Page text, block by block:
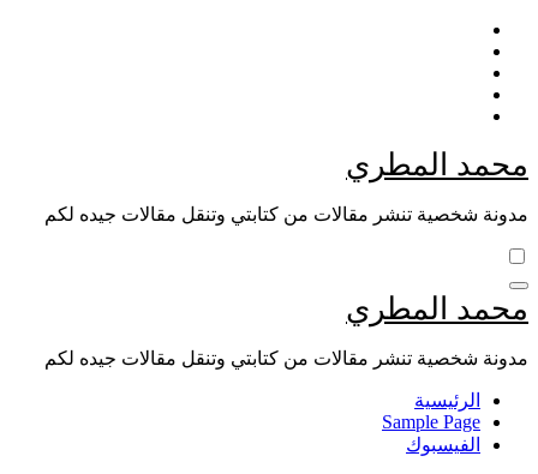
Skip
content
محمد المطري
مدونة شخصية تنشر مقالات من كتابتي وتنقل مقالات جيده لكم
محمد المطري
مدونة شخصية تنشر مقالات من كتابتي وتنقل مقالات جيده لكم
الرئيسية
Sample Page
الفيسبوك